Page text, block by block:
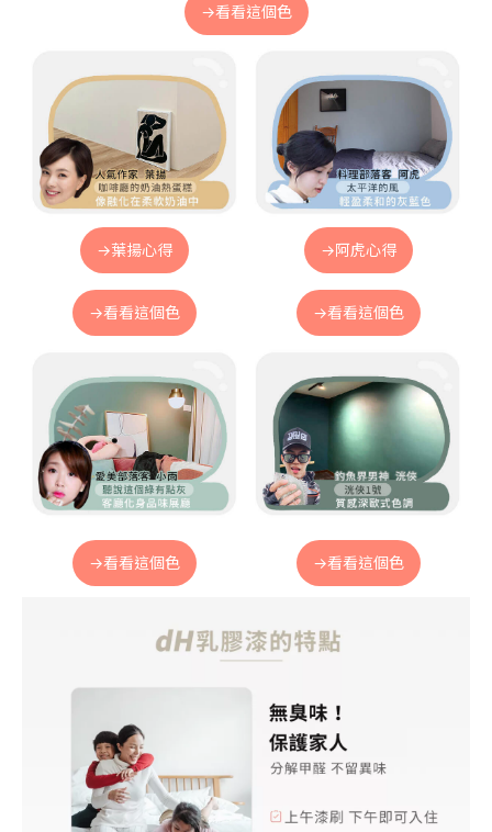
→看看這個色
→葉揚心得
→看看這個色
→阿虎心得
→看看這個色
→看看這個色 →看看這個色